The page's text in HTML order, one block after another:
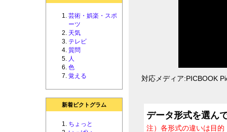
芸術・娯楽・スポ
ーツ
天気
テレビ
質問
人
色
覚える
新着ピクトグラム
ちょっと
対応メディア:PICBOOK
データ形式を選ん
注）各形式の違いは目